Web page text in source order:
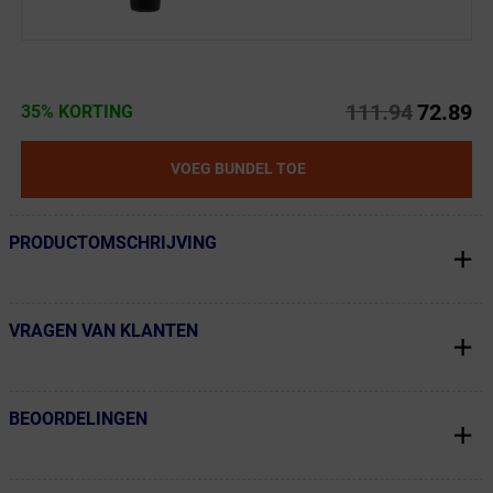
35% KORTING 111.9472.89
VOEG BUNDEL TOE
← Terug naar productnavigatie
PRODUCTOMSCHRIJVING
← Terug naar productnavigatie
VRAGEN VAN KLANTEN
← Terug naar productnavigatie
BEOORDELINGEN